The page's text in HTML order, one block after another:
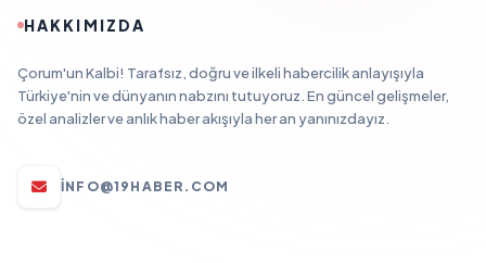
HAKKIMIZDA
Çorum'un Kalbi! Tarafsız, doğru ve ilkeli habercilik anlayışıyla
Türkiye'nin ve dünyanın nabzını tutuyoruz. En güncel gelişmeler,
özel analizler ve anlık haber akışıyla her an yanınızdayız.
INFO@19HABER.COM